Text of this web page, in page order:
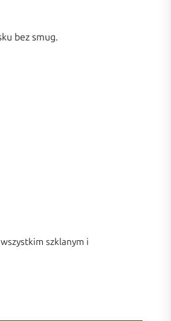
bez smug.
szklanym i